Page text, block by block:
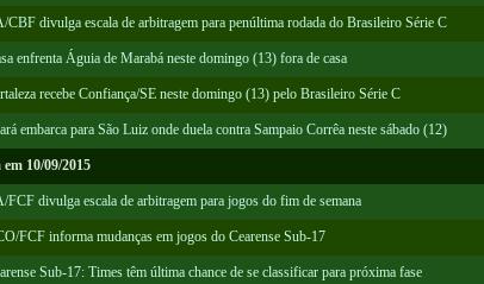
CBF divulga escala de arbitragem para penúltima rodada do Brasileiro Série C
enfrenta Águia de Marabá neste domingo (13) fora de casa
recebe Confiança/SE neste domingo (13) pelo Brasileiro Série C
embarca para São Luiz onde duela contra Sampaio Corrêa neste sábado (12)
10/09/2015
FCF divulga escala de arbitragem para jogos do fim de semana
FCF informa mudanças em jogos do Cearense Sub-17
Sub-17: Times têm última chance de se classificar para próxima fase